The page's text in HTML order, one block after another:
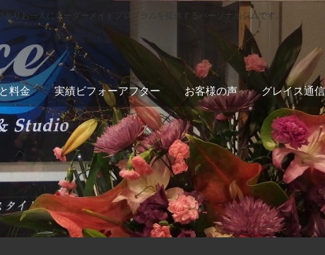
りお一人にオーダーメイドプログラムを提供するパーソナルジムです。
料金 実績ビフォーアフター お客様の声 グレイス通信